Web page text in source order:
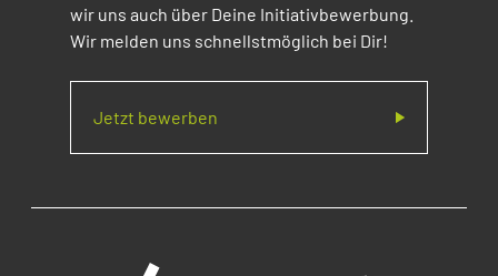
wir uns auch über Deine Initiativbewerbung.
Wir melden uns schnellstmöglich bei Dir!
Jetzt bewerben